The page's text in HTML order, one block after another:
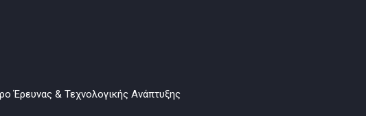
Έρευνας & Τεχνολογικής Ανάπτυξης